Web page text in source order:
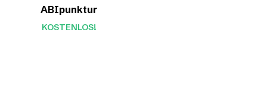
ABIpunktur
KOSTENLOS!